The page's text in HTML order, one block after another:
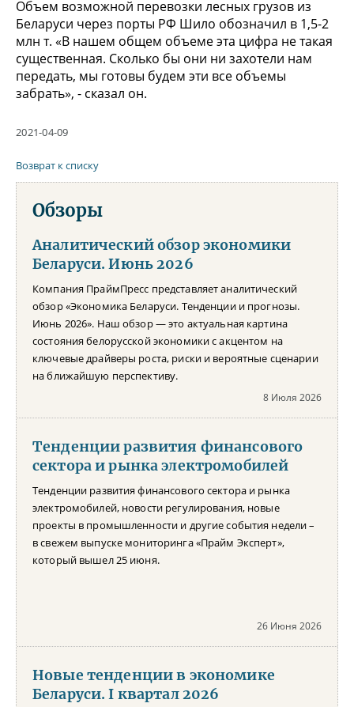
Объем возможной перевозки лесных грузов из
Беларуси через порты РФ Шило обозначил в 1,5-2
млн т. «В нашем общем объеме эта цифра не такая
существенная. Сколько бы они ни захотели нам
передать, мы готовы будем эти все объемы
забрать», - сказал он.
2021-04-09
Возврат к списку
Обзоры
Аналитический обзор экономики
Беларуси. Июнь 2026
Компания ПраймПресс представляет аналитический
обзор «Экономика Беларуси. Тенденции и прогнозы.
Июнь 2026». Наш обзор — это актуальная картина
состояния белорусской экономики с акцентом на
ключевые драйверы роста, риски и вероятные сценарии
на ближайшую перспективу.
8 Июля 2026
Тенденции развития финансового
сектора и рынка электромобилей
Тенденции развития финансового сектора и рынка
электромобилей, новости регулирования, новые
проекты в промышленности и другие события недели –
в свежем выпуске мониторинга «Прайм Эксперт»,
который вышел 25 июня.
26 Июня 2026
Новые тенденции в экономике
Беларуси. I квартал 2026